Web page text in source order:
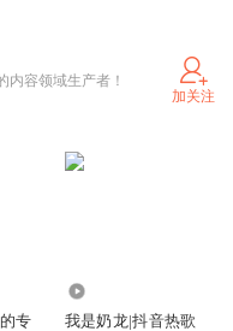
内容领域生产者！
加关注
专
我是奶龙|抖音热歌